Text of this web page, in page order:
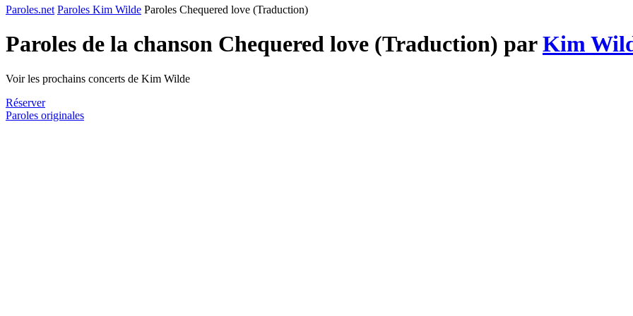
Paroles.net Paroles Kim Wilde Paroles Chequered love (Traduction)
Paroles de la chanson Chequered love (Traduction) parKim
Voir les prochains concerts de Kim Wilde
Réserver
Paroles originales